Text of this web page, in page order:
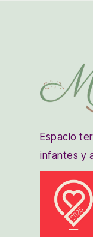
Espacio
infantes y